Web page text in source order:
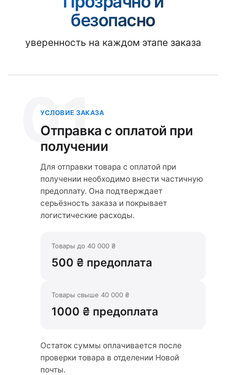
безопасно
уверенность на каждом этапе заказа
01
УСЛОВИЕ ЗАКАЗА
Отправка с оплатой при
получении
Для отправки товара с оплатой при
получении необходимо внести частичную
предоплату. Она подтверждает
серьёзность заказа и покрывает
логистические расходы.
Товары до 40 000 ₴
500 ₴ предоплата
Товары свыше 40 000 ₴
1000 ₴ предоплата
Остаток суммы оплачивается после
проверки товара в отделении Новой
почты.